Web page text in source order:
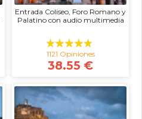
Entrada Coliseo, Foro Romano y
Palatino con audio multimedia
1121 Opiniones
38.55 €